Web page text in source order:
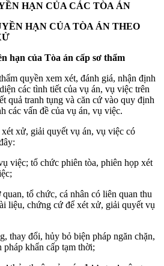
HẠN CỦA CÁC TÒA ÁN
HẠN CỦA TÒA ÁN THEO
hạn của Tòa án cấp sơ thẩm
quyền xem xét, đánh giá, nhận định
các tình tiết của vụ án, vụ việc trên
quả tranh tụng và căn cứ vào quy định
các vấn đề của vụ án, vụ việc.
xử, giải quyết vụ án, vụ việc có
việc; tổ chức phiên tòa, phiên họp xét
tổ chức, cá nhân có liên quan thu
liệu, chứng cứ để xét xử, giải quyết vụ
thay đổi, hủy bỏ biện pháp ngăn chặn,
khẩn cấp tạm thời;